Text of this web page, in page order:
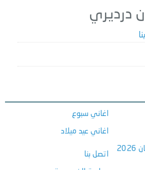
درديري
اغاني سبوع
اغاني عيد ميلاد
اتصل بنا